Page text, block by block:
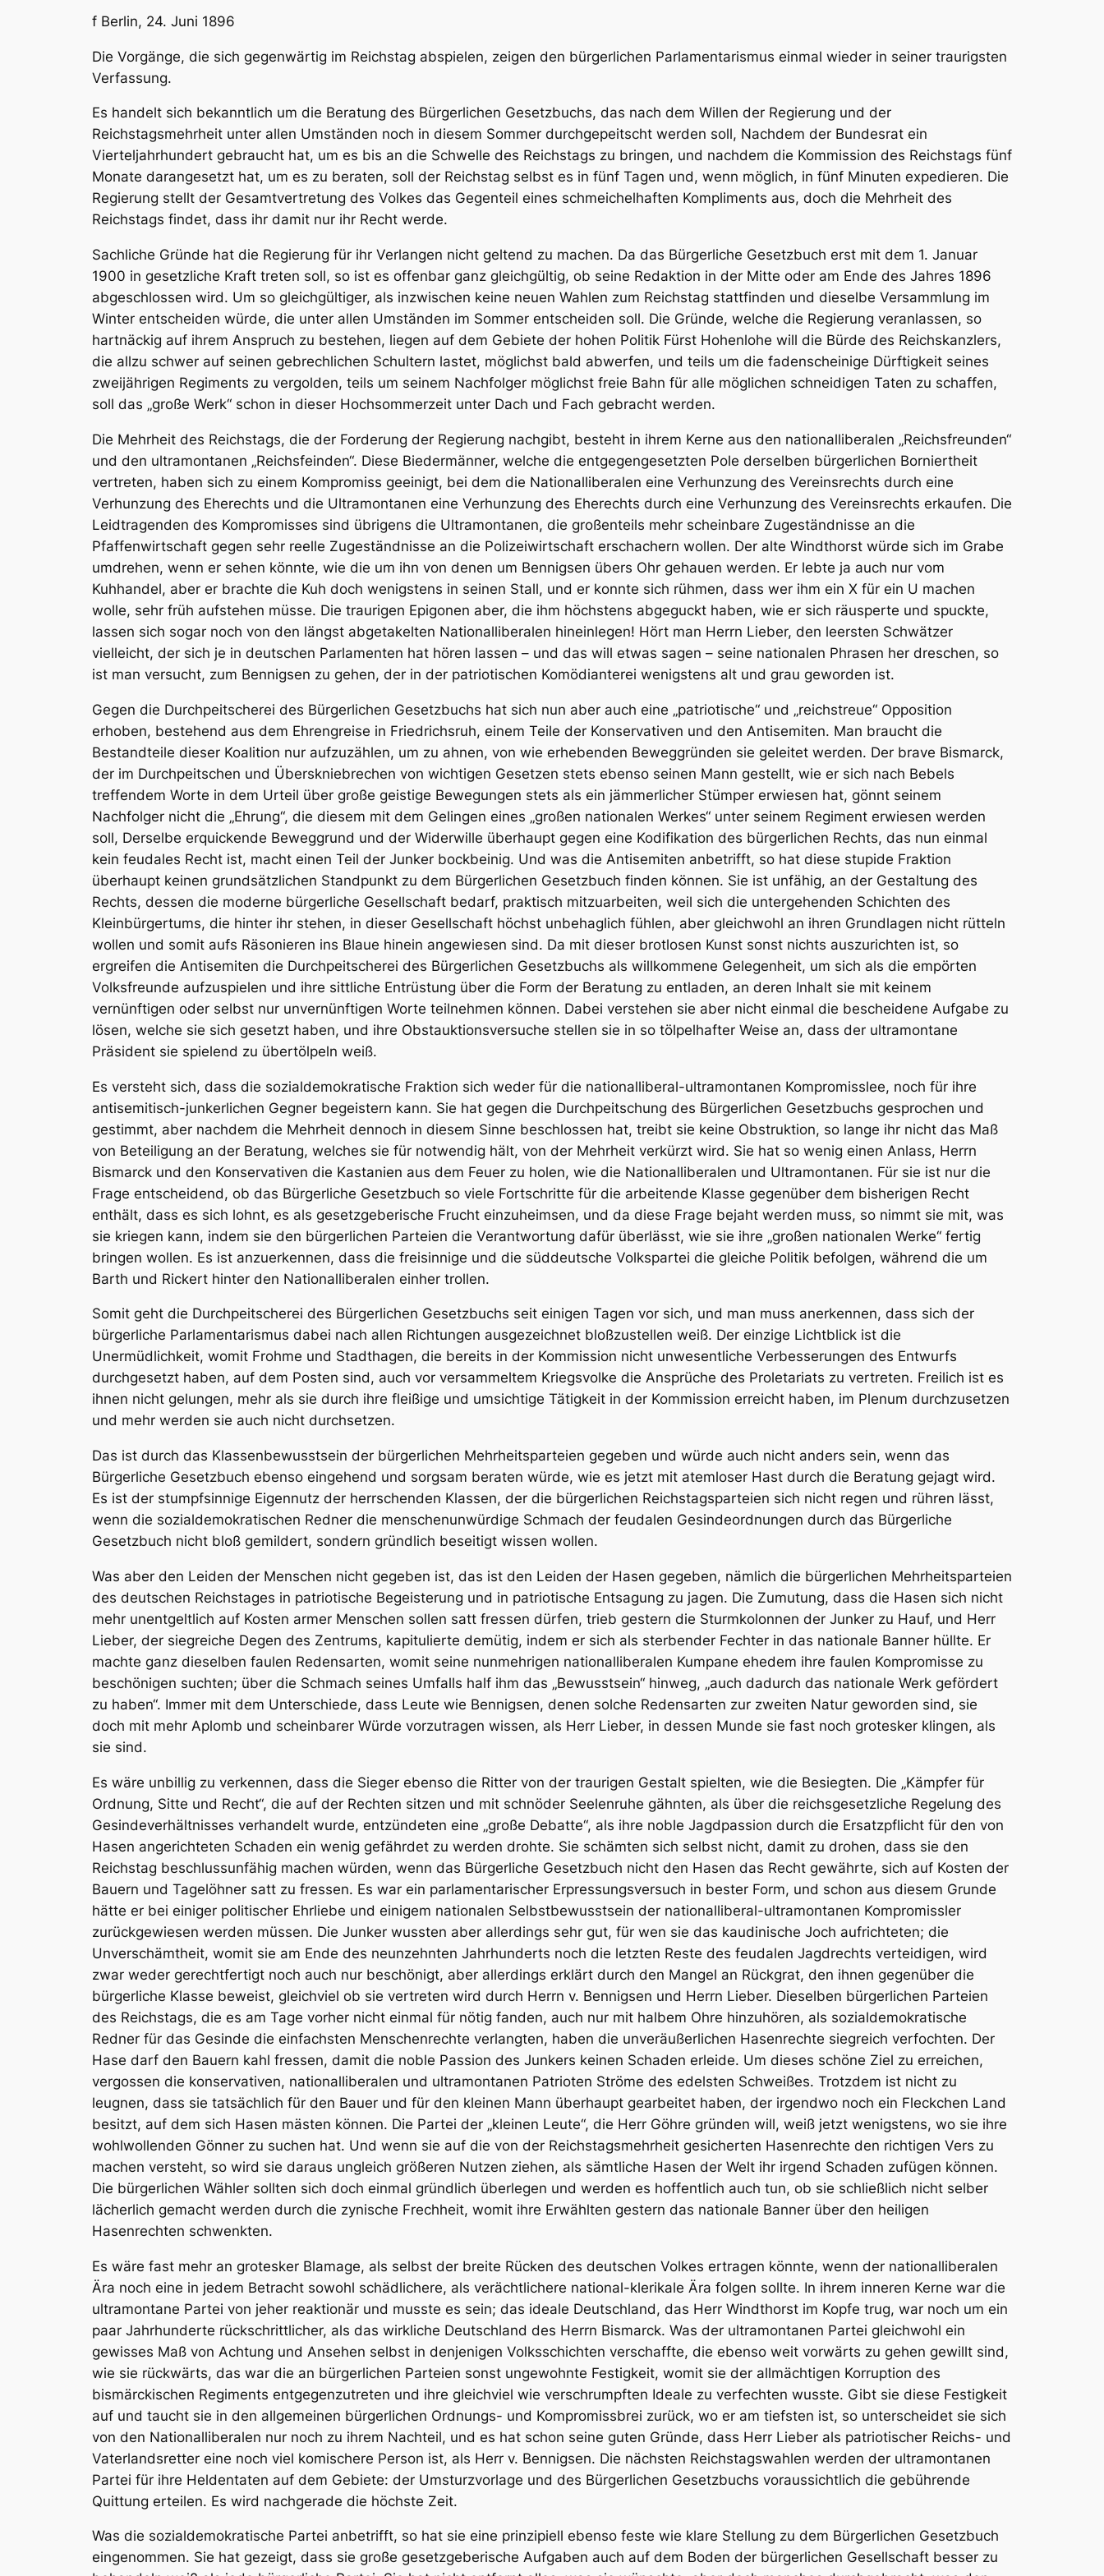
f Berlin, 24. Juni 1896
Die Vorgänge, die sich gegenwärtig im Reichstag abspielen, zeigen den bürgerlichen Parlamentarismus einmal wieder in seiner traurigsten
Verfassung.
Es handelt sich bekanntlich um die Beratung des Bürgerlichen Gesetzbuchs, das nach dem Willen der Regierung und der
Reichstagsmehrheit unter allen Umständen noch in diesem Sommer durchgepeitscht werden soll, Nachdem der Bundesrat ein
Vierteljahrhundert gebraucht hat, um es bis an die Schwelle des Reichstags zu bringen, und nachdem die Kommission des Reichstags fünf
Monate darangesetzt hat, um es zu beraten, soll der Reichstag selbst es in fünf Tagen und, wenn möglich, in fünf Minuten expedieren. Die
Regierung stellt der Gesamtvertretung des Volkes das Gegenteil eines schmeichelhaften Kompliments aus, doch die Mehrheit des
Reichstags findet, dass ihr damit nur ihr Recht werde.
Sachliche Gründe hat die Regierung für ihr Verlangen nicht geltend zu machen. Da das Bürgerliche Gesetzbuch erst mit dem 1. Januar
1900 in gesetzliche Kraft treten soll, so ist es offenbar ganz gleichgültig, ob seine Redaktion in der Mitte oder am Ende des Jahres 1896
abgeschlossen wird. Um so gleichgültiger, als inzwischen keine neuen Wahlen zum Reichstag stattfinden und dieselbe Versammlung im
Winter entscheiden würde, die unter allen Umständen im Sommer entscheiden soll. Die Gründe, welche die Regierung veranlassen, so
hartnäckig auf ihrem Anspruch zu bestehen, liegen auf dem Gebiete der hohen Politik Fürst Hohenlohe will die Bürde des Reichskanzlers,
die allzu schwer auf seinen gebrechlichen Schultern lastet, möglichst bald abwerfen, und teils um die fadenscheinige Dürftigkeit seines
zweijährigen Regiments zu vergolden, teils um seinem Nachfolger möglichst freie Bahn für alle möglichen schneidigen Taten zu schaffen,
soll das „große Werk“ schon in dieser Hochsommerzeit unter Dach und Fach gebracht werden.
Die Mehrheit des Reichstags, die der Forderung der Regierung nachgibt, besteht in ihrem Kerne aus den nationalliberalen „Reichsfreunden“
und den ultramontanen „Reichsfeinden“. Diese Biedermänner, welche die entgegengesetzten Pole derselben bürgerlichen Borniertheit
vertreten, haben sich zu einem Kompromiss geeinigt, bei dem die Nationalliberalen eine Verhunzung des Vereinsrechts durch eine
Verhunzung des Eherechts und die Ultramontanen eine Verhunzung des Eherechts durch eine Verhunzung des Vereinsrechts erkaufen. Die
Leidtragenden des Kompromisses sind übrigens die Ultramontanen, die großenteils mehr scheinbare Zugeständnisse an die
Pfaffenwirtschaft gegen sehr reelle Zugeständnisse an die Polizeiwirtschaft erschachern wollen. Der alte Windthorst würde sich im Grabe
umdrehen, wenn er sehen könnte, wie die um ihn von denen um Bennigsen übers Ohr gehauen werden. Er lebte ja auch nur vom
Kuhhandel, aber er brachte die Kuh doch wenigstens in seinen Stall, und er konnte sich rühmen, dass wer ihm ein X für ein U machen
wolle, sehr früh aufstehen müsse. Die traurigen Epigonen aber, die ihm höchstens abgeguckt haben, wie er sich räusperte und spuckte,
lassen sich sogar noch von den längst abgetakelten Nationalliberalen hineinlegen! Hört man Herrn Lieber, den leersten Schwätzer
vielleicht, der sich je in deutschen Parlamenten hat hören lassen – und das will etwas sagen – seine nationalen Phrasen her dreschen, so
ist man versucht, zum Bennigsen zu gehen, der in der patriotischen Komödianterei wenigstens alt und grau geworden ist.
Gegen die Durchpeitscherei des Bürgerlichen Gesetzbuchs hat sich nun aber auch eine „patriotische“ und „reichstreue“ Opposition
erhoben, bestehend aus dem Ehrengreise in Friedrichsruh, einem Teile der Konservativen und den Antisemiten. Man braucht die
Bestandteile dieser Koalition nur aufzuzählen, um zu ahnen, von wie erhebenden Beweggründen sie geleitet werden. Der brave Bismarck,
der im Durchpeitschen und Überskniebrechen von wichtigen Gesetzen stets ebenso seinen Mann gestellt, wie er sich nach Bebels
treffendem Worte in dem Urteil über große geistige Bewegungen stets als ein jämmerlicher Stümper erwiesen hat, gönnt seinem
Nachfolger nicht die „Ehrung“, die diesem mit dem Gelingen eines „großen nationalen Werkes“ unter seinem Regiment erwiesen werden
soll, Derselbe erquickende Beweggrund und der Widerwille überhaupt gegen eine Kodifikation des bürgerlichen Rechts, das nun einmal
kein feudales Recht ist, macht einen Teil der Junker bockbeinig. Und was die Antisemiten anbetrifft, so hat diese stupide Fraktion
überhaupt keinen grundsätzlichen Standpunkt zu dem Bürgerlichen Gesetzbuch finden können. Sie ist unfähig, an der Gestaltung des
Rechts, dessen die moderne bürgerliche Gesellschaft bedarf, praktisch mitzuarbeiten, weil sich die untergehenden Schichten des
Kleinbürgertums, die hinter ihr stehen, in dieser Gesellschaft höchst unbehaglich fühlen, aber gleichwohl an ihren Grundlagen nicht rütteln
wollen und somit aufs Räsonieren ins Blaue hinein angewiesen sind. Da mit dieser brotlosen Kunst sonst nichts auszurichten ist, so
ergreifen die Antisemiten die Durchpeitscherei des Bürgerlichen Gesetzbuchs als willkommene Gelegenheit, um sich als die empörten
Volksfreunde aufzuspielen und ihre sittliche Entrüstung über die Form der Beratung zu entladen, an deren Inhalt sie mit keinem
vernünftigen oder selbst nur unvernünftigen Worte teilnehmen können. Dabei verstehen sie aber nicht einmal die bescheidene Aufgabe zu
lösen, welche sie sich gesetzt haben, und ihre Obstauktionsversuche stellen sie in so tölpelhafter Weise an, dass der ultramontane
Präsident sie spielend zu übertölpeln weiß.
Es versteht sich, dass die sozialdemokratische Fraktion sich weder für die nationalliberal-ultramontanen Kompromisslee, noch für ihre
antisemitisch-junkerlichen Gegner begeistern kann. Sie hat gegen die Durchpeitschung des Bürgerlichen Gesetzbuchs gesprochen und
gestimmt, aber nachdem die Mehrheit dennoch in diesem Sinne beschlossen hat, treibt sie keine Obstruktion, so lange ihr nicht das Maß
von Beteiligung an der Beratung, welches sie für notwendig hält, von der Mehrheit verkürzt wird. Sie hat so wenig einen Anlass, Herrn
Bismarck und den Konservativen die Kastanien aus dem Feuer zu holen, wie die Nationalliberalen und Ultramontanen. Für sie ist nur die
Frage entscheidend, ob das Bürgerliche Gesetzbuch so viele Fortschritte für die arbeitende Klasse gegenüber dem bisherigen Recht
enthält, dass es sich lohnt, es als gesetzgeberische Frucht einzuheimsen, und da diese Frage bejaht werden muss, so nimmt sie mit, was
sie kriegen kann, indem sie den bürgerlichen Parteien die Verantwortung dafür überlässt, wie sie ihre „großen nationalen Werke“ fertig
bringen wollen. Es ist anzuerkennen, dass die freisinnige und die süddeutsche Volkspartei die gleiche Politik befolgen, während die um
Barth und Rickert hinter den Nationalliberalen einher trollen.
Somit geht die Durchpeitscherei des Bürgerlichen Gesetzbuchs seit einigen Tagen vor sich, und man muss anerkennen, dass sich der
bürgerliche Parlamentarismus dabei nach allen Richtungen ausgezeichnet bloßzustellen weiß. Der einzige Lichtblick ist die
Unermüdlichkeit, womit Frohme und Stadthagen, die bereits in der Kommission nicht unwesentliche Verbesserungen des Entwurfs
durchgesetzt haben, auf dem Posten sind, auch vor versammeltem Kriegsvolke die Ansprüche des Proletariats zu vertreten. Freilich ist es
ihnen nicht gelungen, mehr als sie durch ihre fleißige und umsichtige Tätigkeit in der Kommission erreicht haben, im Plenum durchzusetzen
und mehr werden sie auch nicht durchsetzen.
Das ist durch das Klassenbewusstsein der bürgerlichen Mehrheitsparteien gegeben und würde auch nicht anders sein, wenn das
Bürgerliche Gesetzbuch ebenso eingehend und sorgsam beraten würde, wie es jetzt mit atemloser Hast durch die Beratung gejagt wird.
Es ist der stumpfsinnige Eigennutz der herrschenden Klassen, der die bürgerlichen Reichstagsparteien sich nicht regen und rühren lässt,
wenn die sozialdemokratischen Redner die menschenunwürdige Schmach der feudalen Gesindeordnungen durch das Bürgerliche
Gesetzbuch nicht bloß gemildert, sondern gründlich beseitigt wissen wollen.
Was aber den Leiden der Menschen nicht gegeben ist, das ist den Leiden der Hasen gegeben, nämlich die bürgerlichen Mehrheitsparteien
des deutschen Reichstages in patriotische Begeisterung und in patriotische Entsagung zu jagen. Die Zumutung, dass die Hasen sich nicht
mehr unentgeltlich auf Kosten armer Menschen sollen satt fressen dürfen, trieb gestern die Sturmkolonnen der Junker zu Hauf, und Herr
Lieber, der siegreiche Degen des Zentrums, kapitulierte demütig, indem er sich als sterbender Fechter in das nationale Banner hüllte. Er
machte ganz dieselben faulen Redensarten, womit seine nunmehrigen nationalliberalen Kumpane ehedem ihre faulen Kompromisse zu
beschönigen suchten; über die Schmach seines Umfalls half ihm das „Bewusstsein“ hinweg, „auch dadurch das nationale Werk gefördert
zu haben“. Immer mit dem Unterschiede, dass Leute wie Bennigsen, denen solche Redensarten zur zweiten Natur geworden sind, sie
doch mit mehr Aplomb und scheinbarer Würde vorzutragen wissen, als Herr Lieber, in dessen Munde sie fast noch grotesker klingen, als
sie sind.
Es wäre unbillig zu verkennen, dass die Sieger ebenso die Ritter von der traurigen Gestalt spielten, wie die Besiegten. Die „Kämpfer für
Ordnung, Sitte und Recht“, die auf der Rechten sitzen und mit schnöder Seelenruhe gähnten, als über die reichsgesetzliche Regelung des
Gesindeverhältnisses verhandelt wurde, entzündeten eine „große Debatte“, als ihre noble Jagdpassion durch die Ersatzpflicht für den von
Hasen angerichteten Schaden ein wenig gefährdet zu werden drohte. Sie schämten sich selbst nicht, damit zu drohen, dass sie den
Reichstag beschlussunfähig machen würden, wenn das Bürgerliche Gesetzbuch nicht den Hasen das Recht gewährte, sich auf Kosten der
Bauern und Tagelöhner satt zu fressen. Es war ein parlamentarischer Erpressungsversuch in bester Form, und schon aus diesem Grunde
hätte er bei einiger politischer Ehrliebe und einigem nationalen Selbstbewusstsein der nationalliberal-ultramontanen Kompromissler
zurückgewiesen werden müssen. Die Junker wussten aber allerdings sehr gut, für wen sie das kaudinische Joch aufrichteten; die
Unverschämtheit, womit sie am Ende des neunzehnten Jahrhunderts noch die letzten Reste des feudalen Jagdrechts verteidigen, wird
zwar weder gerechtfertigt noch auch nur beschönigt, aber allerdings erklärt durch den Mangel an Rückgrat, den ihnen gegenüber die
bürgerliche Klasse beweist, gleichviel ob sie vertreten wird durch Herrn v. Bennigsen und Herrn Lieber. Dieselben bürgerlichen Parteien
des Reichstags, die es am Tage vorher nicht einmal für nötig fanden, auch nur mit halbem Ohre hinzuhören, als sozialdemokratische
Redner für das Gesinde die einfachsten Menschenrechte verlangten, haben die unveräußerlichen Hasenrechte siegreich verfochten. Der
Hase darf den Bauern kahl fressen, damit die noble Passion des Junkers keinen Schaden erleide. Um dieses schöne Ziel zu erreichen,
vergossen die konservativen, nationalliberalen und ultramontanen Patrioten Ströme des edelsten Schweißes. Trotzdem ist nicht zu
leugnen, dass sie tatsächlich für den Bauer und für den kleinen Mann überhaupt gearbeitet haben, der irgendwo noch ein Fleckchen Land
besitzt, auf dem sich Hasen mästen können. Die Partei der „kleinen Leute“, die Herr Göhre gründen will, weiß jetzt wenigstens, wo sie ihre
wohlwollenden Gönner zu suchen hat. Und wenn sie auf die von der Reichstagsmehrheit gesicherten Hasenrechte den richtigen Vers zu
machen versteht, so wird sie daraus ungleich größeren Nutzen ziehen, als sämtliche Hasen der Welt ihr irgend Schaden zufügen können.
Die bürgerlichen Wähler sollten sich doch einmal gründlich überlegen und werden es hoffentlich auch tun, ob sie schließlich nicht selber
lächerlich gemacht werden durch die zynische Frechheit, womit ihre Erwählten gestern das nationale Banner über den heiligen
Hasenrechten schwenkten.
Es wäre fast mehr an grotesker Blamage, als selbst der breite Rücken des deutschen Volkes ertragen könnte, wenn der nationalliberalen
Ära noch eine in jedem Betracht sowohl schädlichere, als verächtlichere national-klerikale Ära folgen sollte. In ihrem inneren Kerne war die
ultramontane Partei von jeher reaktionär und musste es sein; das ideale Deutschland, das Herr Windthorst im Kopfe trug, war noch um ein
paar Jahrhunderte rückschrittlicher, als das wirkliche Deutschland des Herrn Bismarck. Was der ultramontanen Partei gleichwohl ein
gewisses Maß von Achtung und Ansehen selbst in denjenigen Volksschichten verschaffte, die ebenso weit vorwärts zu gehen gewillt sind,
wie sie rückwärts, das war die an bürgerlichen Parteien sonst ungewohnte Festigkeit, womit sie der allmächtigen Korruption des
bismärckischen Regiments entgegenzutreten und ihre gleichviel wie verschrumpften Ideale zu verfechten wusste. Gibt sie diese Festigkeit
auf und taucht sie in den allgemeinen bürgerlichen Ordnungs- und Kompromissbrei zurück, wo er am tiefsten ist, so unterscheidet sie sich
von den Nationalliberalen nur noch zu ihrem Nachteil, und es hat schon seine guten Gründe, dass Herr Lieber als patriotischer Reichs- und
Vaterlandsretter eine noch viel komischere Person ist, als Herr v. Bennigsen. Die nächsten Reichstagswahlen werden der ultramontanen
Partei für ihre Heldentaten auf dem Gebiete: der Umsturzvorlage und des Bürgerlichen Gesetzbuchs voraussichtlich die gebührende
Quittung erteilen. Es wird nachgerade die höchste Zeit.
Was die sozialdemokratische Partei anbetrifft, so hat sie eine prinzipiell ebenso feste wie klare Stellung zu dem Bürgerlichen Gesetzbuch
eingenommen. Sie hat gezeigt, dass sie große gesetzgeberische Aufgaben auch auf dem Boden der bürgerlichen Gesellschaft besser zu